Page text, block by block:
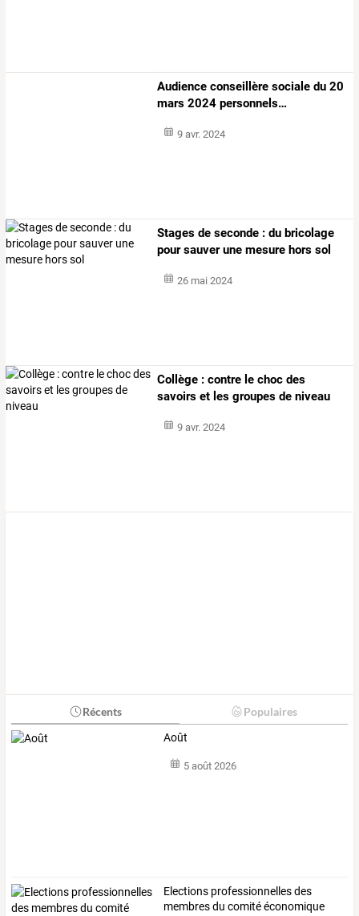
Audience conseillère sociale du 20
mars 2024 personnels…
9 avr. 2024
Stages de seconde : du bricolage
pour sauver une mesure hors sol
26 mai 2024
Collège : contre le choc des
savoirs et les groupes de niveau
9 avr. 2024
Récents Populaires
Août
5 août 2026
Elections professionnellesdes
membresdu comitééconomique